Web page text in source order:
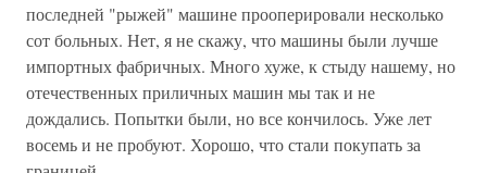
последней "рыжей" машине прооперировали несколько
сот больных. Нет, я не скажу, что машины были лучше
импортных фабричных. Много хуже, к стыду нашему, но
отечественных приличных машин мы так и не
дождались. Попытки были, но все кончилось. Уже лет
восемь и не пробуют. Хорошо, что стали покупать за